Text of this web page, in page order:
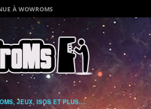
À WOWROMS
JEUX, ISOS ET PLUS....